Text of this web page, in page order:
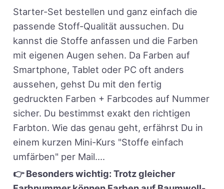
Starter-Set bestellen und ganz einfach die
passende Stoff-Qualität aussuchen. Du
kannst die Stoffe anfassen und die Farben
mit eigenen Augen sehen. Da Farben auf
Smartphone, Tablet oder PC oft anders
aussehen, gehst Du mit den fertig
gedruckten Farben + Farbcodes auf Nummer
sicher. Du bestimmst exakt den richtigen
Farbton. Wie das genau geht, erfährst Du in
einem kurzen Mini-Kurs "Stoffe einfach
umfärben" per Mail....
👉 Besonders wichtig: Trotz gleicher